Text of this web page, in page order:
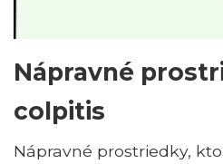
Nápravné
colpitis
Nápravné prostriedky,